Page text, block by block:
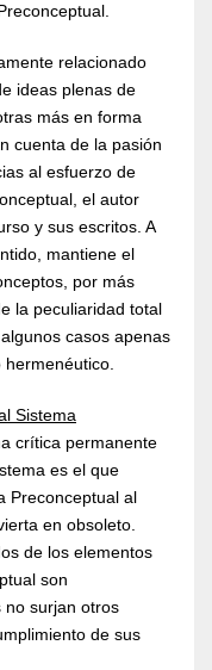
relacionado
ideas plenas de
más en forma
cuenta de la pasión
al esfuerzo de
el autor
y sus escritos. A
mantiene el
por más
la peculiaridad total
casos apenas
Sistema
crítica permanente
es el que
Preconceptual al
en obsoleto.
de los elementos
son
no surjan otros
de sus